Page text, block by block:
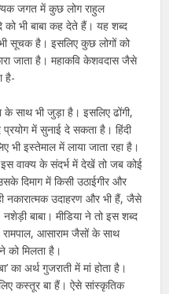
जगत में कुछ लोग राहुल
को भी बाबा कह देते हैं। यह शब्द
सूचक है। इसलिए कुछ लोगों को
जाता है। महाकवि केशवदास जैसे
है-
के साथ भी जुड़ा है। इसलिए ढोंगी,
में सुनाई दे सकता है। हिंदी
भी इस्तेमाल में लाया जाता रहा है।
वाक्य के संदर्भ में देखें तो जब कोई
दिमाग में किसी उठाईगीर और
नकारात्मक उदाहरण और भी हैं, जैसे
नशेड़ी बाबा। मीडिया ने तो इस शब्द
रामपाल, आसाराम जैसों के साथ
को मिलता है।
का अर्थ गुजराती में मां होता है।
कस्तूर बा हैं। ऐसे सांस्कृतिक